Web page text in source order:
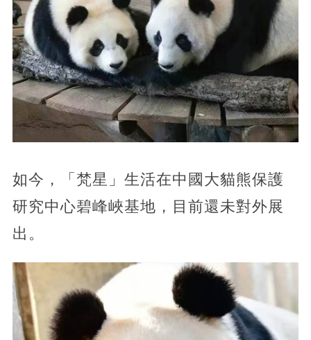
如今，「梵星」生活在中國大貓熊保護
研究中心碧峰峽基地，目前還未對外展
出。